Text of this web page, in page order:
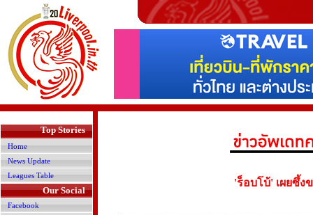
Top Stories
Home
News Update
Leagues Table
Our Social
Facebook
'ร็อบโบ้' เผยซึ้